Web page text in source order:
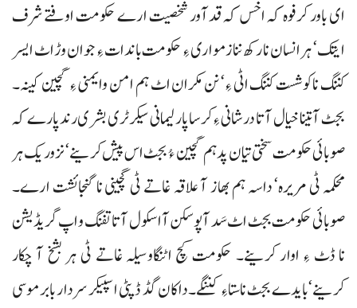
ای باور کرفوہ کہ اخس کہ قدآور شخصیت ارے حکومت اوفتے شرف
ایتک‘ ہر انسان نا رکھ ننا زمواری ءِ حکومت باندات ءِ جوان وڑ اٹ ایسر
کننگ ناکوشست کننگ اٹی ءِ‘ نن مکران اٹ ہم امن وایمنی ءِ گچین کینہ۔
بجٹ آ تینا خیال آتا درشانی ءِ کرسا پارلیمانی سیکرٹری بشری رند پارے کہ
صوبائی حکومت سختی تیان پد ہم گچین ءُ بجٹ اس پیش کرینے‘ نزوریک ہر
محکمہ ٹی مریرہ‘ داسہ ہم بھاز آ علاقہ غاتے ٹی گچینی نا گنجائشت ارے۔
صوبائی حکومت بجٹ اٹ سَد آ پوسکن آ اسکول آتا تفنگ و اپ گریڈیشن
نا ڈٹ ءِ اوار کرینے۔ حکومت کچ اٹنگاوسیلہ غاتے ٹی ہر بشخ آ چکار
کرینے‘بایدے بجٹ ناستاءِ کننگے۔داکان گڈ ڈپٹی اسپیکر سردار بابر موسی